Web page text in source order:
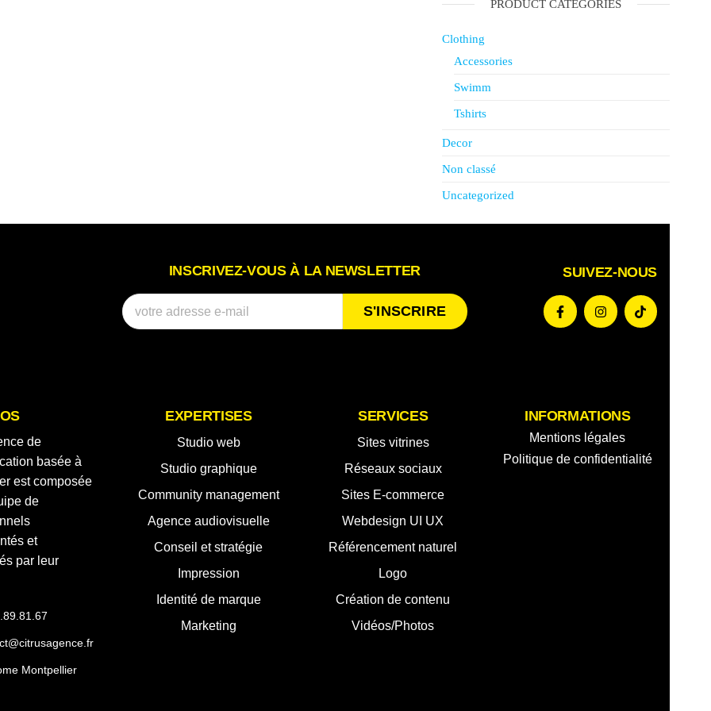
PRODUCT CATEGORIES
Clothing
Accessories
Swimm
Tshirts
Decor
Non classé
Uncategorized
INSCRIVEZ-VOUS À LA NEWSLETTER
S'INSCRIRE
SUIVEZ-NOUS
de
basée à
est composée
de
et
par leur
Montpellier
EXPERTISES
Studio web
Studio graphique
Community management
Agence audiovisuelle
Conseil et stratégie
Impression
Identité de marque
Marketing
SERVICES
Sites vitrines
Réseaux sociaux
Sites E-commerce
Webdesign UI UX
Référencement naturel
Logo
Création de contenu
Vidéos/Photos
INFORMATIONS
Mentions légales
Politique de confidentialité